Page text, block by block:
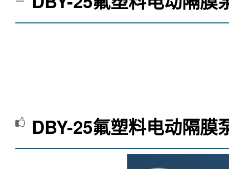
DBY-25氟塑料电动隔膜